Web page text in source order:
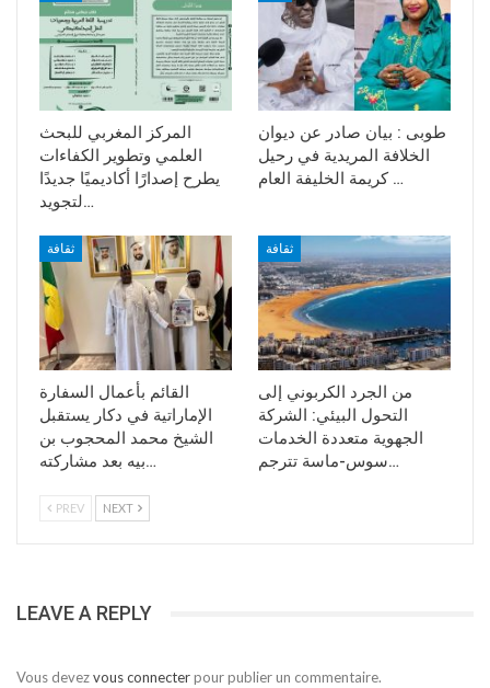
المركز المغربي للبحث
العلمي وتطوير الكفاءات
يطرح إصدارًا أكاديميًا جديدًا
لتجويد…
طوبى : بيان صادر عن ديوان
الخلافة المريدية في رحيل
كريمة الخليفة العام …
ثقافة
القائم بأعمال السفارة
الإماراتية في دكار يستقبل
الشيخ محمد المحجوب بن
بيه بعد مشاركته…
ثقافة
من الجرد الكربوني إلى
التحول البيئي: الشركة
الجهوية متعددة الخدمات
سوس-ماسة تترجم…
PREV NEXT
LEAVE A REPLY
Vous devezvous connecterpour publier un commentaire.